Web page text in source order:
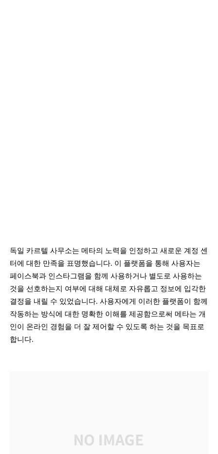
독일 카르텔 사무소는 메타의 노력을 인정하고 새로운 계정 센
터에 대한 만족을 표명했습니다. 이 플랫폼을 통해 사용자는
페이스북과 인스타그램을 함께 사용하거나 별도로 사용하는
것을 선호하는지 여부에 대해 대체로 자유롭고 정보에 입각한
결정을 내릴 수 있었습니다. 사용자에게 이러한 플랫폼이 함께
작동하는 방식에 대한 명확한 이해를 제공함으로써 메타는 개
인이 온라인 경험을 더 잘 제어할 수 있도록 하는 것을 목표로
합니다.